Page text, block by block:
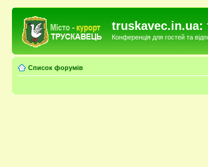
truskavec.in.ua:
Конференція для гостей та
Список форумів